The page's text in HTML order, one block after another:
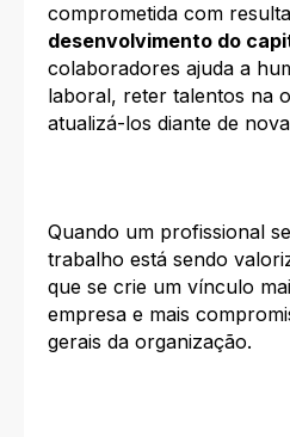
comprometida com
desenvolvimento do
colaboradores ajuda a
laboral, reter talentos na
atualizá-los diante de
Quando um profissional
trabalho está sendo
que se crie um vínculo
empresa e mais
gerais da organização.